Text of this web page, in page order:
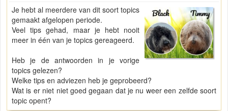
Je hebt al meerdere van dit soort topics
gemaakt afgelopen periode.
Veel tips gehad, maar je hebt nooit
meer in één van je topics gereageerd.
Heb je de antwoorden in je vorige
topics gelezen?
Welke tips en adviezen heb je geprobeerd?
Wat is er niet niet goed gegaan dat je nu weer een zelfde soort
topic opent?